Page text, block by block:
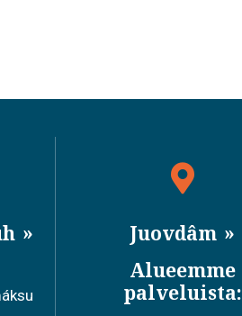
Juovdâm
Alueemme
palveluista: